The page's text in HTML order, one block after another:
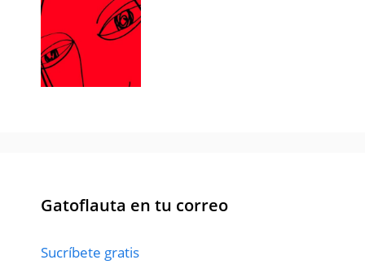
Gatoflauta en tu correo
Sucríbete gratis